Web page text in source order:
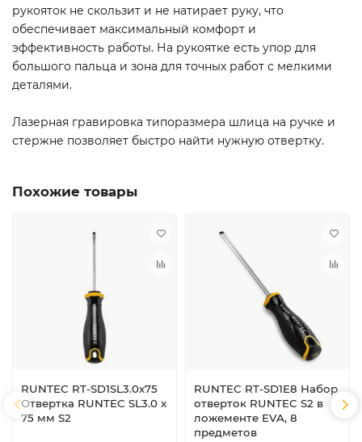
рукояток не скользит и не натирает руку, что
обеспечивает максимальный комфорт и
эффективность работы. На рукоятке есть упор для
большого пальца и зона для точных работ с мелкими
деталями.
Лазерная гравировка типоразмера шлица на ручке и
стержне позволяет быстро найти нужную отвертку.
Похожие товары
RUNTEC RT-SD1SL3.0x75
Отвертка RUNTEC SL3.0 x
75 мм S2
RUNTEC RT-SD1E8 Набор
отверток RUNTEC S2 в
ложементе EVA, 8
предметов